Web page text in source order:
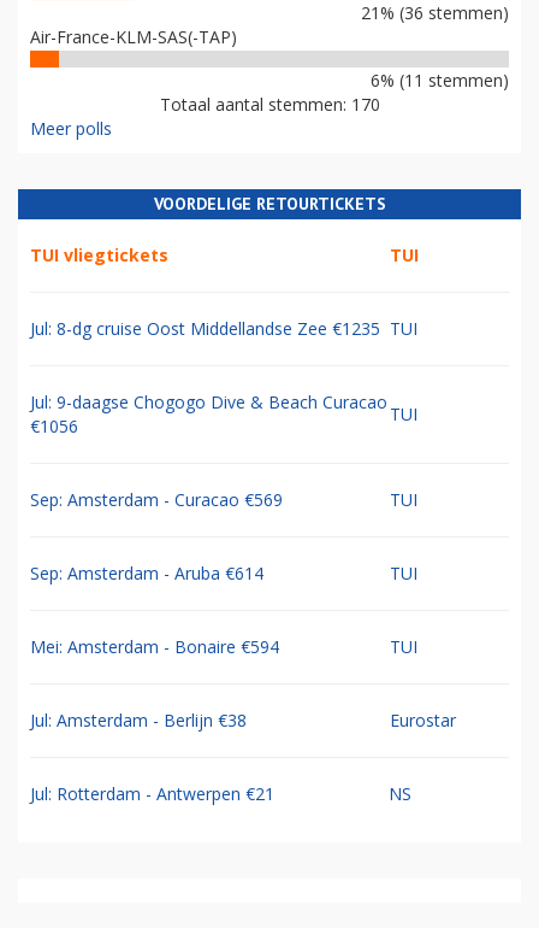
21% (36 stemmen)
Air-France-KLM-SAS(-TAP)
6% (11 stemmen)
Totaal aantal stemmen: 170
Meer polls
VOORDELIGE RETOURTICKETS
TUI vliegtickets TUI
Jul: 8-dg cruise Oost Middellandse Zee €1235 TUI
Jul: 9-daagse Chogogo Dive & Beach Curacao
€1056
TUI
Sep: Amsterdam - Curacao €569 TUI
Sep: Amsterdam - Aruba €614 TUI
Mei: Amsterdam - Bonaire €594 TUI
Jul: Amsterdam - Berlijn €38 Eurostar
Jul: Rotterdam - Antwerpen €21 NS